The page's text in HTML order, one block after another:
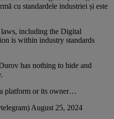
cu standardele industriei și este
including the Digital
is within industry standards
has nothing to hide and
platform or its owner…
August 25, 2024